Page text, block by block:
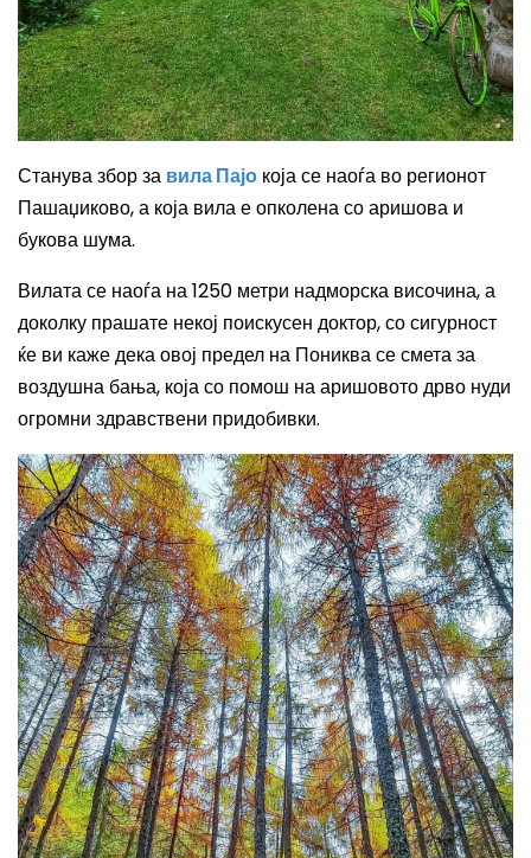
Станува збор за вила Пајо која се наоѓа во регионот
Пашаџиково, а која вила е опколена со аришова и
букова шума.
Вилата се наоѓа на 1250 метри надморска височина, а
доколку прашате некој поискусен доктор, со сигурност
ќе ви каже дека овој предел на Пониква се смета за
воздушна бања, која со помош на аришовото дрво нуди
огромни здравствени придобивки.